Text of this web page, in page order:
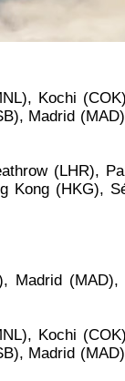
Kochi
Madrid
(LHR),
Kong (HKG),
Madrid (MAD),
Kochi
Madrid